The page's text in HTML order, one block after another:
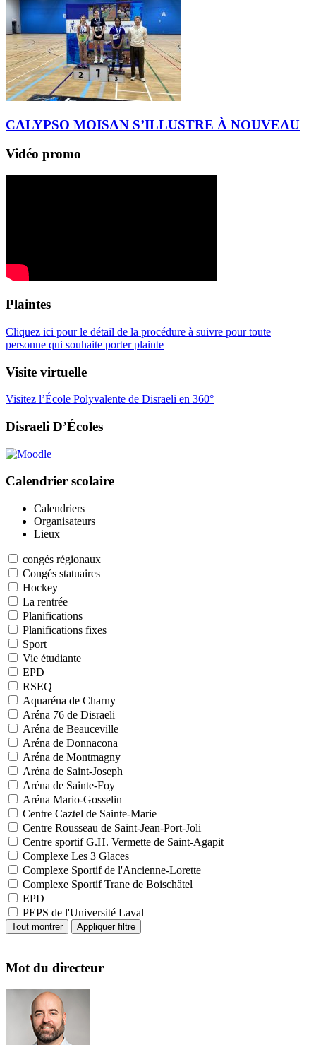
CALYPSO MOISAN S’ILLUSTRE À NOUVEAU
Vidéo promo
Plaintes
Cliquez ici pour le détail de la procédure à suivre pour toute
personne qui souhaite porter plainte
Visite virtuelle
Visitez l’École Polyvalente de Disraeli en 360°
Disraeli D’Écoles
Calendrier scolaire
Calendriers
Organisateurs
Lieux
congés régionaux
Congés statuaires
Hockey
La rentrée
Planifications
Planifications fixes
Sport
Vie étudiante
EPD
RSEQ
Aquaréna de Charny
Aréna 76 de Disraeli
Aréna de Beauceville
Aréna de Donnacona
Aréna de Montmagny
Aréna de Saint-Joseph
Aréna de Sainte-Foy
Aréna Mario-Gosselin
Centre Caztel de Sainte-Marie
Centre Rousseau de Saint-Jean-Port-Joli
Centre sportif G.H. Vermette de Saint-Agapit
Complexe Les 3 Glaces
Complexe Sportif de l'Ancienne-Lorette
Complexe Sportif Trane de Boischâtel
EPD
PEPS de l'Université Laval
Mot du directeur